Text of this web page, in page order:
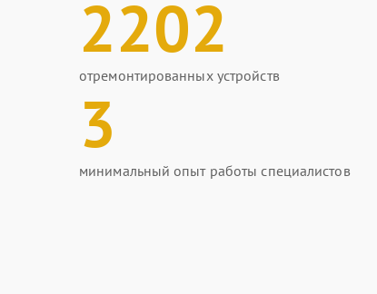
2202
отремонтированных устройств
3
минимальный опыт работы специалистов